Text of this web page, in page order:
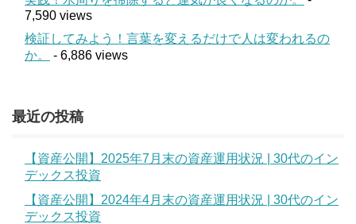
7,590 views
検証してみよう！言葉を変えるだけで人は変われるの
か。
- 6,886 views
最近の投稿
【資産公開】2025年7月末の資産運用状況 | 30代のイン
デックス投資
【資産公開】2024年4月末の資産運用状況 | 30代のイン
デックス投資